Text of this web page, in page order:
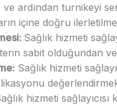
ardından turnikeyi
içine doğru
Sağlık hizmeti
sabit olduğundan
Sağlık hizmeti
hizmeti